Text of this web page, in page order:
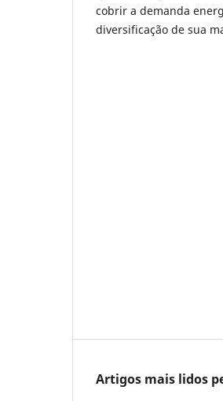
cobrir a demanda
diversificação de sua
Artigos mais lidos